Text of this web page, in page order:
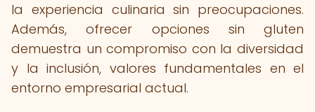
la experiencia culinaria sin preocupaciones.
Además, ofrecer opciones sin gluten
demuestra un compromiso con la diversidad
y la inclusión, valores fundamentales en el
entorno empresarial actual.